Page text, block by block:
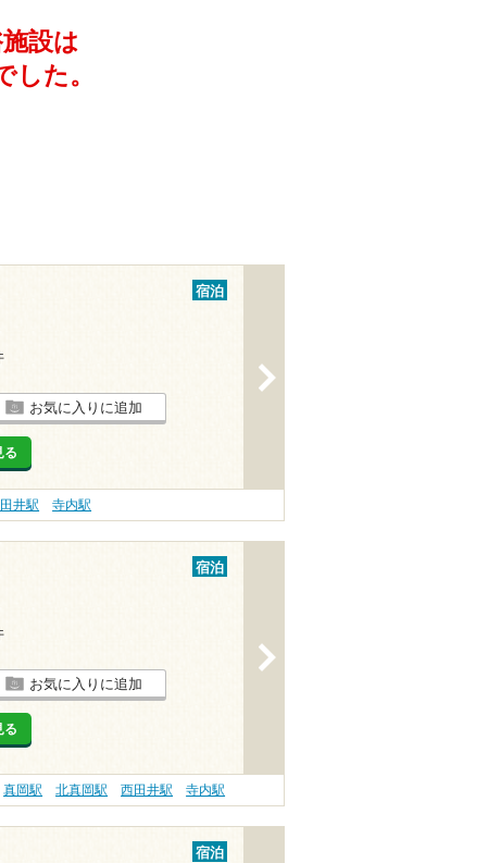
設は
た。
宿泊
お気に入りに追加
る
井駅 寺内駅
宿泊
お気に入りに追加
る
真岡駅 北真岡駅 西田井駅 寺内駅
宿泊